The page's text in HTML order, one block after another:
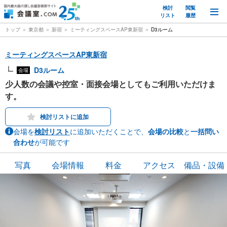
検討
リスト
閲覧
履歴
トップ 東京都 新宿 ミーティングスペースAP東新宿 D3ルーム
ミーティングスペースAP東新宿
会場 D3ルーム
少人数の会議や控室・面接会場としてもご利用いただけま
す。
検討リストに追加
会場を検討リストに追加いただくことで、 会場の比較と一括問い
合わせが可能です
写真 会場情報 料金 アクセス 備品・設備